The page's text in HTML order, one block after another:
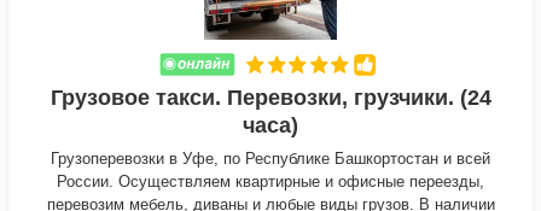
Грузовое такси. Перевозки, грузчики. (24
часа)
Грузоперевозки в Уфе, по Республике Башкортостан и всей
России. Осуществляем квартирные и офисные переезды,
перевозим мебель, диваны и любые виды грузов. В наличии